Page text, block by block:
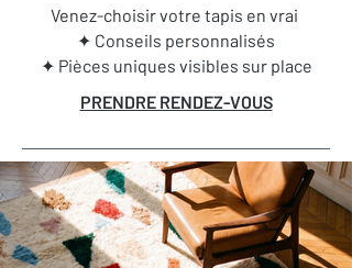
Venez-choisir votre tapis en vrai
✦ Conseils personnalisés
✦ Pièces uniques visibles sur place
PRENDRE RENDEZ-VOUS